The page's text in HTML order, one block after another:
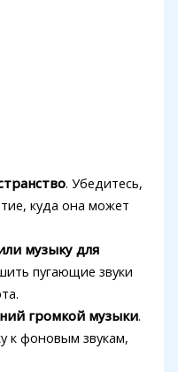
. Убедитесь,
куда она может
музыку для
пугающие звуки
громкой музыки.
к фоновым звукам,